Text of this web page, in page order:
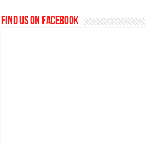
Find us on Facebook